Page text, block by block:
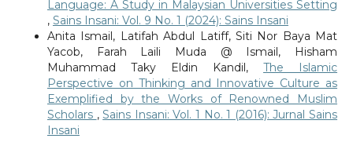
Language: A Study in Malaysian Universities Setting
, Sains Insani: Vol. 9 No. 1 (2024): Sains Insani
Anita Ismail, Latifah Abdul Latiff, Siti Nor Baya Mat
Yacob, Farah Laili Muda @ Ismail, Hisham
Muhammad Taky Eldin Kandil,The Islamic
Perspective on Thinking and Innovative Culture as
Exemplified by the Works of Renowned Muslim
Scholars ,Sains Insani: Vol. 1 No. 1 (2016): Jurnal Sains
Insani